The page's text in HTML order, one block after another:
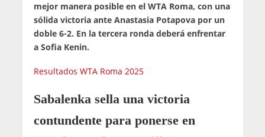
mejor manera posible en el WTA Roma, con una
sólida victoria ante Anastasia Potapova por un
doble 6-2. En la tercera ronda deberá enfrentar
a Sofia Kenin.
Resultados WTA Roma 2025
Sabalenka sella una victoria
contundente para ponerse en